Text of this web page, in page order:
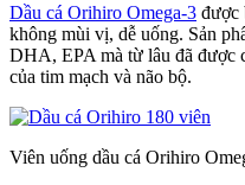
Dầu cá Orihiro Omega-3 được
không mùi vị, dễ uống. Sản
DHA, EPA mà từ lâu đã được
của tim mạch và não bộ.
Viên uống dầu cá Orihiro